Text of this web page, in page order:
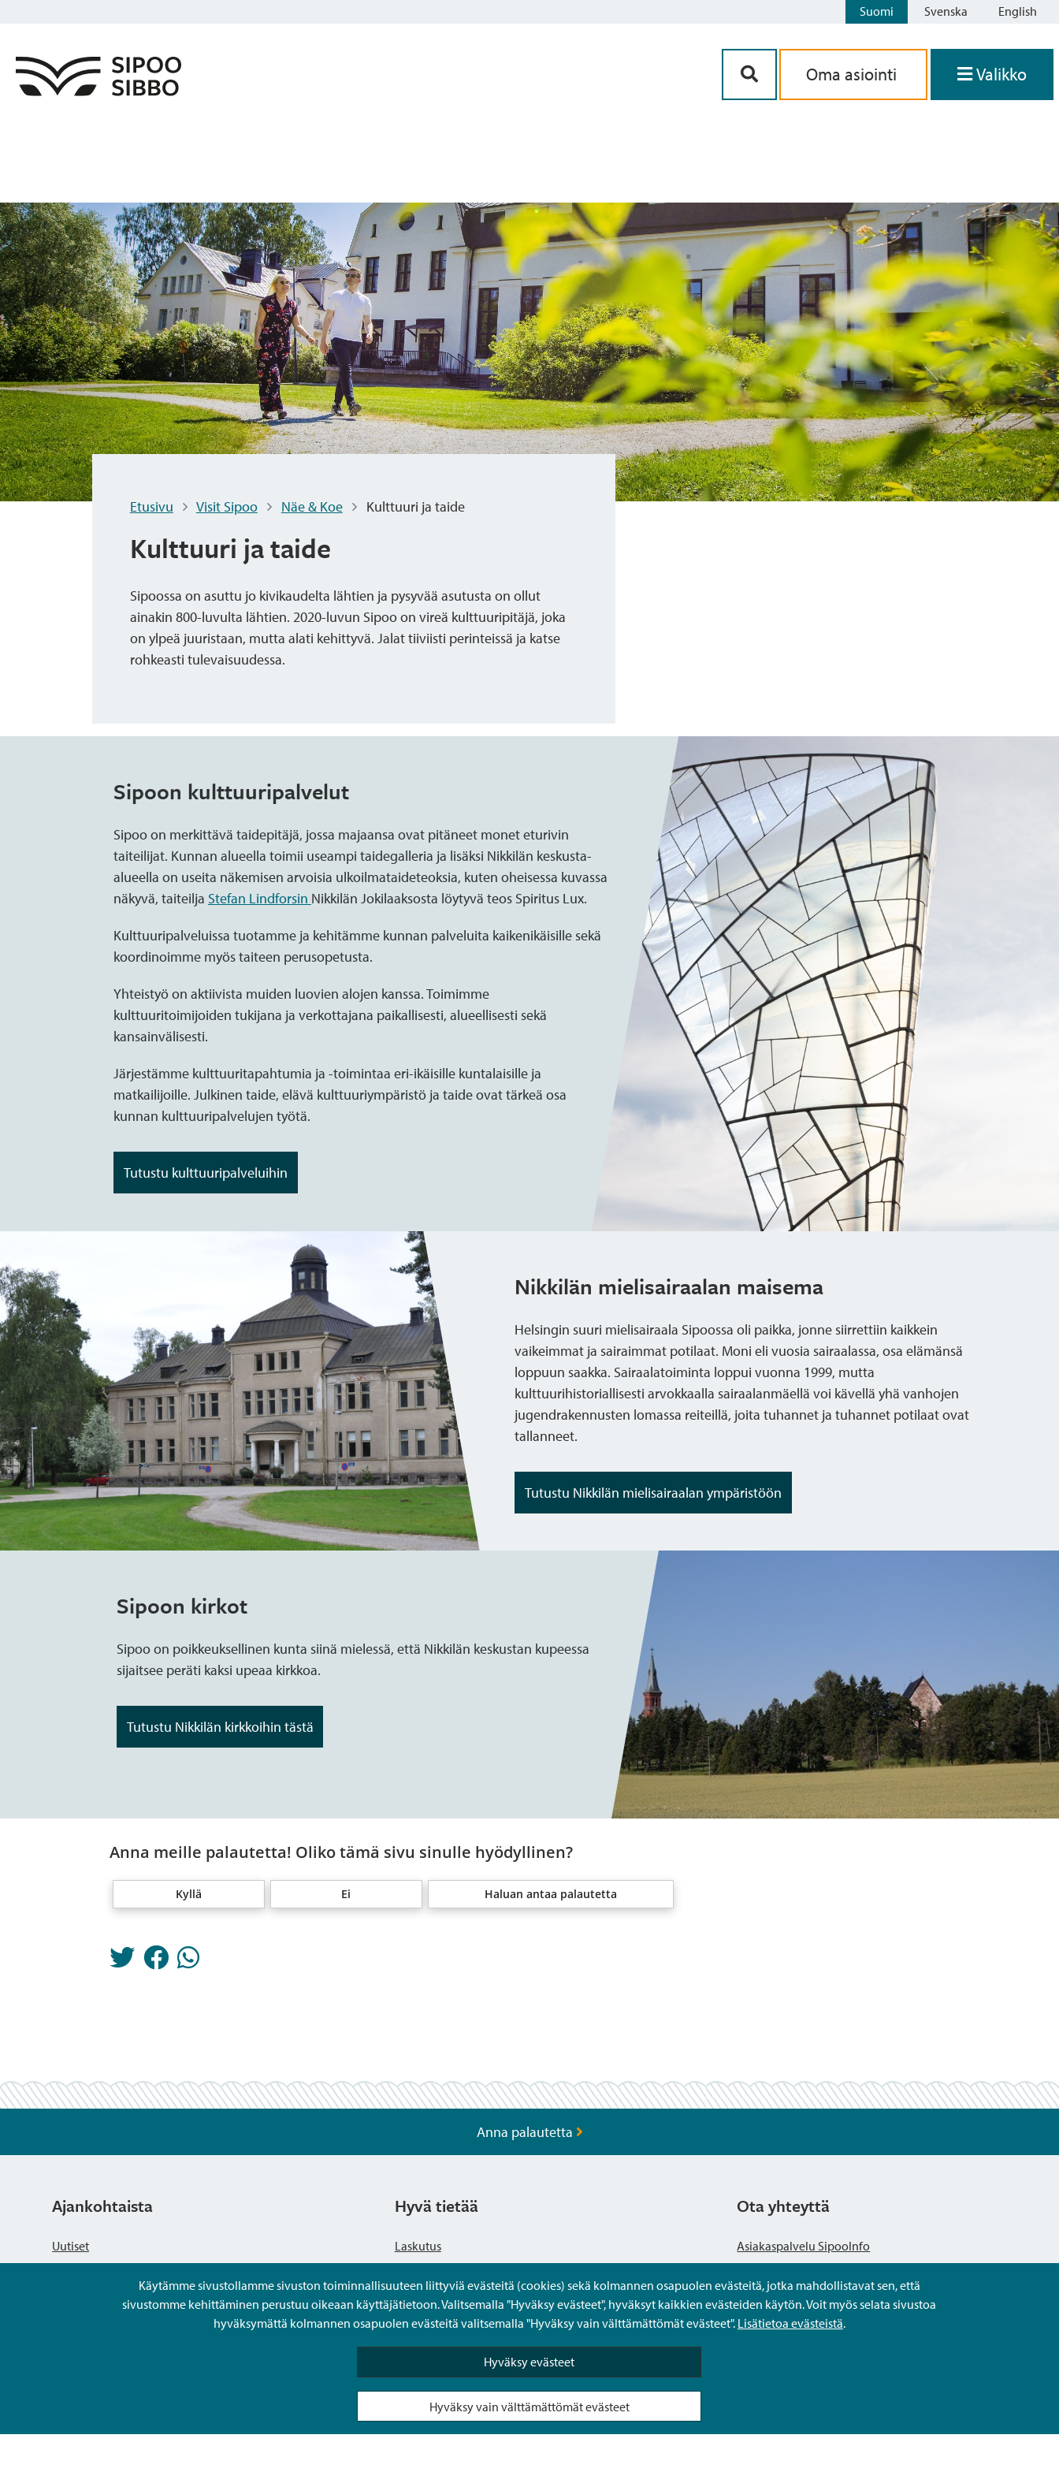
Suomi Svenska English
Oma asiointi Valikko
Etusivu Visit Sipoo Näe & Koe Kulttuuri ja taide
Kulttuuri ja taide
Sipoossa on asuttu jo kivikaudelta lähtien ja pysyvää asutusta on ollut
ainakin 800-luvulta lähtien. 2020-luvun Sipoo on vireä kulttuuripitäjä, joka
on ylpeä juuristaan, mutta alati kehittyvä. Jalat tiiviisti perinteissä ja katse
rohkeasti tulevaisuudessa.
Sipoon kulttuuripalvelut
Sipoo on merkittävä taidepitäjä, jossa majaansa ovat pitäneet monet eturivin
taiteilijat. Kunnan alueella toimii useampi taidegalleria ja lisäksi Nikkilän keskusta-
alueella on useita näkemisen arvoisia ulkoilmataideteoksia, kuten oheisessa kuvassa
näkyvä, taiteilja Stefan Lindforsin Nikkilän Jokilaaksosta löytyvä teos Spiritus Lux.
Kulttuuripalveluissa tuotamme ja kehitämme kunnan palveluita kaikenikäisille sekä
koordinoimme myös taiteen perusopetusta.
Yhteistyö on aktiivista muiden luovien alojen kanssa. Toimimme
kulttuuritoimijoiden tukijana ja verkottajana paikallisesti, alueellisesti sekä
kansainvälisesti.
Järjestämme kulttuuritapahtumia ja -toimintaa eri-ikäisille kuntalaisille ja
matkailijoille. Julkinen taide, elävä kulttuuriympäristö ja taide ovat tärkeä osa
kunnan kulttuuripalvelujen työtä.
Tutustu kulttuuripalveluihin
Nikkilän mielisairaalan maisema
Helsingin suuri mielisairaala Sipoossa oli paikka, jonne siirrettiin kaikkein
vaikeimmat ja sairaimmat potilaat. Moni eli vuosia sairaalassa, osa elämänsä
loppuun saakka. Sairaalatoiminta loppui vuonna 1999, mutta
kulttuurihistoriallisesti arvokkaalla sairaalanmäellä voi kävellä yhä vanhojen
jugendrakennusten lomassa reiteillä, joita tuhannet ja tuhannet potilaat ovat
tallanneet.
Tutustu Nikkilän mielisairaalan ympäristöön
Sipoon kirkot
Sipoo on poikkeuksellinen kunta siinä mielessä, että Nikkilän keskustan kupeessa
sijaitsee peräti kaksi upeaa kirkkoa.
Tutustu Nikkilän kirkkoihin tästä
Anna meille palautetta! Oliko tämä sivu sinulle hyödyllinen?
Kyllä Ei Haluan antaa palautetta
Käytämme sivustollamme sivuston toiminnallisuuteen liittyviä evästeitä (cookies) sekä kolmannen osapuolen evästeitä, jotka mahdollistavat sen, että
sivustomme kehittäminen perustuu oikeaan käyttäjätietoon. Valitsemalla "Hyväksy evästeet", hyväksyt kaikkien evästeiden käytön. Voit myös selata sivustoa
hyväksymättä kolmannen osapuolen evästeitä valitsemalla "Hyväksy vain välttämättömät evästeet". Lisätietoa evästeistä.
Hyväksy evästeet
Hyväksy vain välttämättömät evästeet
Anna palautetta
Ajankohtaista
Uutiset
Hyvä tietää
Laskutus
Tietosuojaseloste
Saavutettavuusseloste
Usein kysytyt kysymykset
Puolesta-asiointi Sipoon Oma asioinnissa
Ota yhteyttä
Asiakaspalvelu SipooInfo
Anna palautetta nimettömästi
Kysy tai asioi